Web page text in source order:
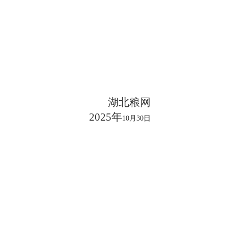
湖北粮网
2025年10月30日